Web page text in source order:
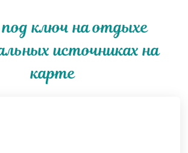
ключ на отдыхе
источниках на
карте